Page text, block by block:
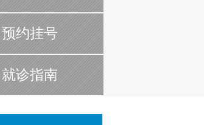
预约挂号
就诊指南